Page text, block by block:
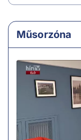
Műsorzóna